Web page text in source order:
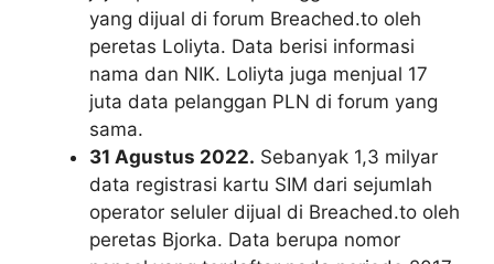
yang dijual di forum Breached.to oleh
peretas Loliyta. Data berisi informasi
nama dan NIK. Loliyta juga menjual 17
juta data pelanggan PLN di forum yang
sama.
31 Agustus 2022. Sebanyak 1,3 milyar
data registrasi kartu SIM dari sejumlah
operator seluler dijual di Breached.to oleh
peretas Bjorka. Data berupa nomor